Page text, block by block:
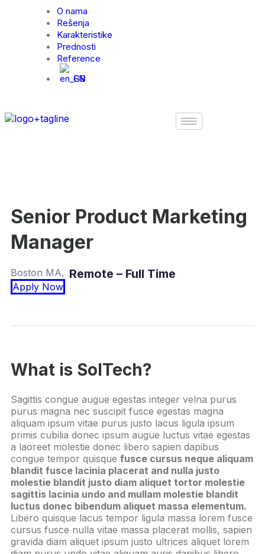
O nama
Rešenja
Karakteristike
Prednosti
Reference
EN
Senior Product Marketing
Manager
Boston MA, Remote – Full Time
Apply Now
What is SolTech?
Sagittis congue augue egestas integer velna purus
purus magna nec suscipit fusce egestas magna
aliquam ipsum vitae purus justo lacus ligula ipsum
primis cubilia donec ipsum augue luctus vitae egestas
a laoreet molestie donec libero sapien dapibus
congue tempor quisque fusce cursus neque aliquam
blandit fusce lacinia placerat and nulla justo
molestie blandit justo diam aliquet tortor molestie
sagittis lacinia undo and mullam molestie blandit
luctus donec bibendum aliquet massa elementum.
Libero quisque lacus tempor ligula massa lorem fusce
cursus fusce nulla vitae massa placerat mollis, sapien
gravida diam aliquet ipsum justo ultrices aliquet lorem